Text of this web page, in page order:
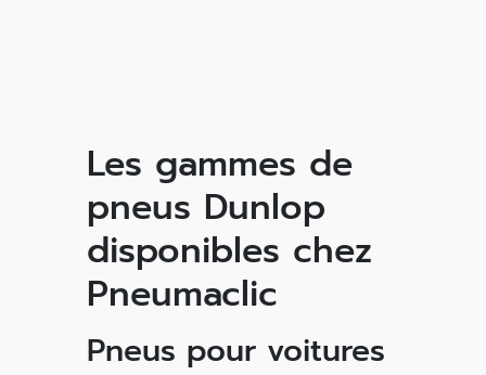
Les gammes de
pneus Dunlop
disponibles chez
Pneumaclic
Pneus pour voitures